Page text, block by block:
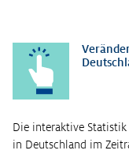
Die interaktive
in Deutschland im